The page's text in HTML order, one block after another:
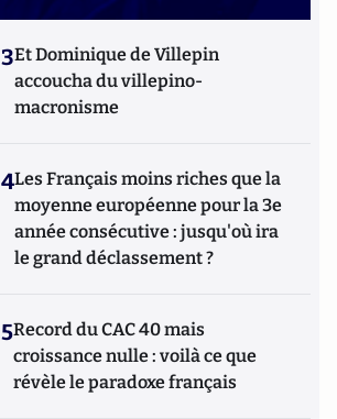
3Et Dominique de Villepin
accoucha du villepino-
macronisme
4Les Français moins riches que la
moyenne européenne pour la 3e
année consécutive : jusqu'où ira
le grand déclassement ?
5Record du CAC 40 mais
croissance nulle : voilà ce que
révèle le paradoxe français